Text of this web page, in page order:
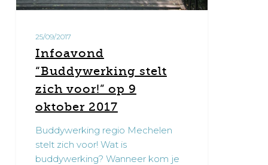
2017
25/09/2017
Infoavond
“Buddywerking stelt
zich voor!” op 9
oktober 2017
Buddywerking regio Mechelen
stelt zich voor! Wat is
buddywerking? Wanneer kom je